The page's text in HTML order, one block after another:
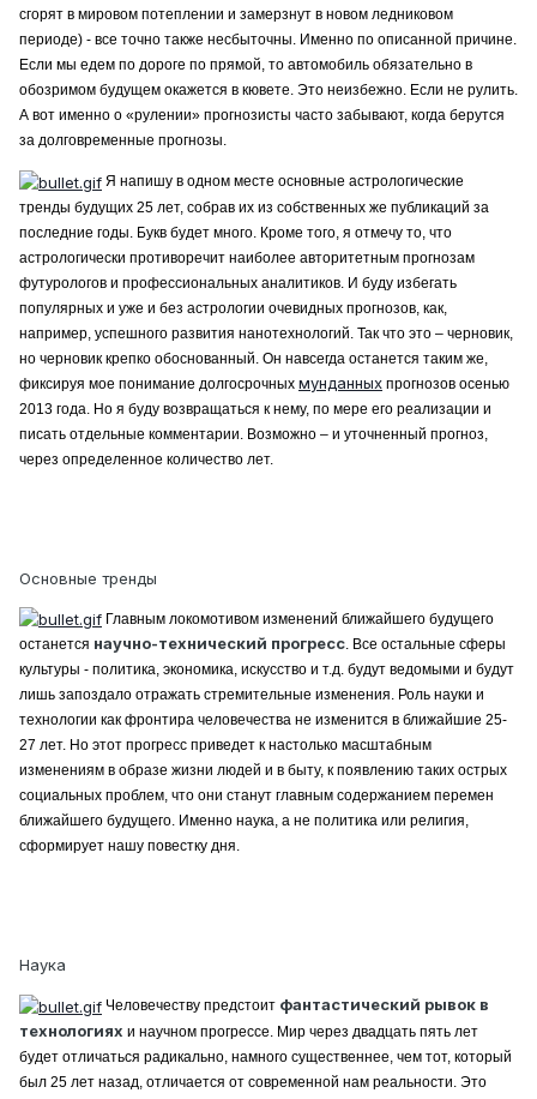
сгорят в мировом потеплении и замерзнут в новом ледниковом
периоде) - все точно также несбыточны. Именно по описанной причине.
Если мы едем по дороге по прямой, то автомобиль обязательно в
обозримом будущем окажется в кювете. Это неизбежно. Если не рулить.
А вот именно о «рулении» прогнозисты часто забывают, когда берутся
за долговременные прогнозы.
Я напишу в одном месте основные астрологические
тренды будущих 25 лет, собрав их из собственных же публикаций за
последние годы. Букв будет много. Кроме того, я отмечу то, что
астрологически противоречит наиболее авторитетным прогнозам
футурологов и профессиональных аналитиков. И буду избегать
популярных и уже и без астрологии очевидных прогнозов, как,
например, успешного развития нанотехнологий. Так что это – черновик,
но черновик крепко обоснованный. Он навсегда останется таким же,
фиксируя мое понимание долгосрочных мунданных прогнозов осенью
2013 года. Но я буду возвращаться к нему, по мере его реализации и
писать отдельные комментарии. Возможно – и уточненный прогноз,
через определенное количество лет.
Основные тренды
Главным локомотивом изменений ближайшего будущего
останется научно-технический прогресс. Все остальные сферы
культуры - политика, экономика, искусство и т.д. будут ведомыми и будут
лишь запоздало отражать стремительные изменения. Роль науки и
технологии как фронтира человечества не изменится в ближайшие 25-
27 лет. Но этот прогресс приведет к настолько масштабным
изменениям в образе жизни людей и в быту, к появлению таких острых
социальных проблем, что они станут главным содержанием перемен
ближайшего будущего. Именно наука, а не политика или религия,
сформирует нашу повестку дня.
Наука
Человечеству предстоит фантастический рывок в
технологиях и научном прогрессе. Мир через двадцать пять лет
будет отличаться радикально, намного существеннее, чем тот, который
был 25 лет назад, отличается от современной нам реальности. Это